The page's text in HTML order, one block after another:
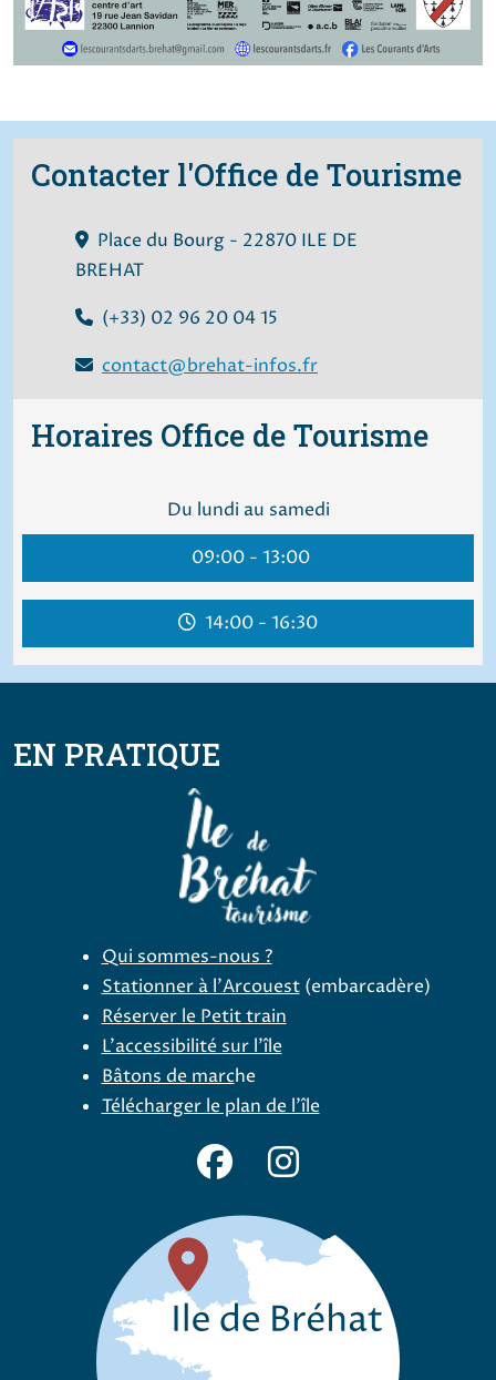
Contacter l'Office de Tourisme
Place du Bourg - 22870 ILE DE
BREHAT
(+33) 02 96 20 04 15
contact@brehat-infos.fr
Horaires Office de Tourisme
Du lundi au samedi
09:00 - 13:00
14:00 - 16:30
EN PRATIQUE
Qui sommes-nous ?
Stationner à l'Arcouest(embarcadère)
Réserver le Petit train
L'accessibilité sur l'île
Bâtons de marche
Télécharger le plan de l'île
Facebook Office de tourisme
Instagram Office de